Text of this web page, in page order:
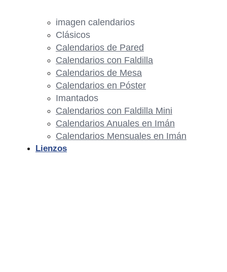
imagen calendarios
Clásicos
Calendarios de Pared
Calendarios con Faldilla
Calendarios de Mesa
Calendarios en Póster
Imantados
Calendarios con Faldilla Mini
Calendarios Anuales en Imán
Calendarios Mensuales en Imán
Lienzos